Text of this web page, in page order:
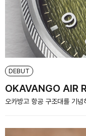
DEBUT
OKAVANGO AIR
오카방고 항공 구조대를 기